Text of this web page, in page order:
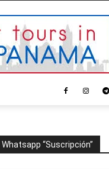
Whatsapp “Suscripción”